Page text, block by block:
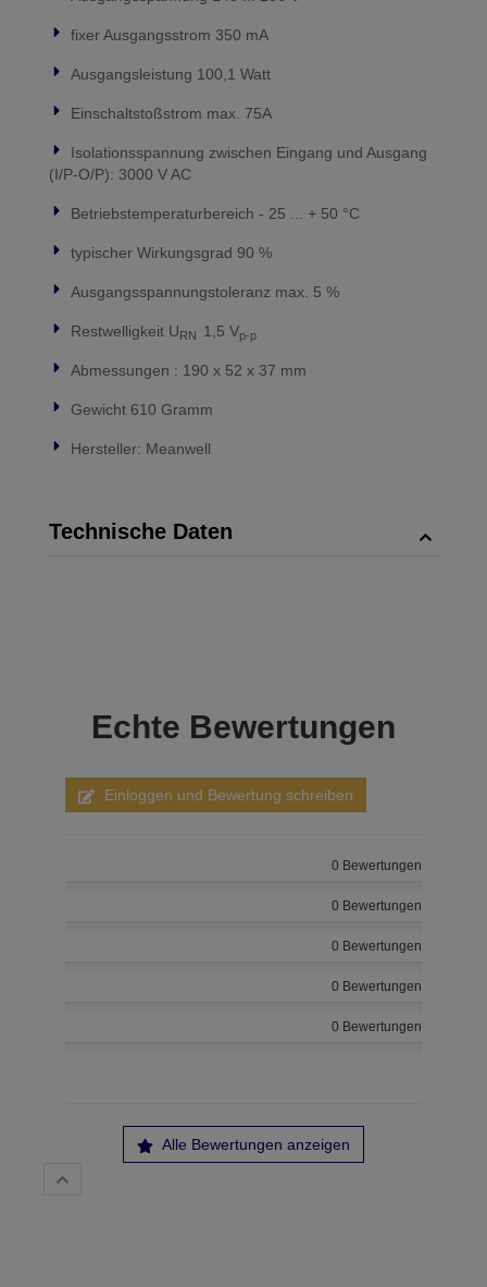
fixer Ausgangsstrom 350 mA
Ausgangsleistung 100,1 Watt
Einschaltstoßstrom max. 75A
Isolationsspannung zwischen Eingang und Ausgang
(I/P-O/P): 3000 V AC
Betriebstemperaturbereich - 25 ... + 50 °C
typischer Wirkungsgrad 90 %
Ausgangsspannungstoleranz max. 5 %
Restwelligkeit URN 1,5 Vp-p
Abmessungen : 190 x 52 x 37 mm
Gewicht 610 Gramm
Hersteller: Meanwell
Technische Daten
Echte Bewertungen
Einloggen und Bewertung schreiben
0 Bewertungen
0 Bewertungen
0 Bewertungen
0 Bewertungen
0 Bewertungen
Alle Bewertungen anzeigen